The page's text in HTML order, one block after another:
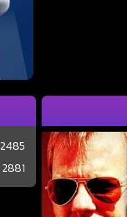
2485
2881